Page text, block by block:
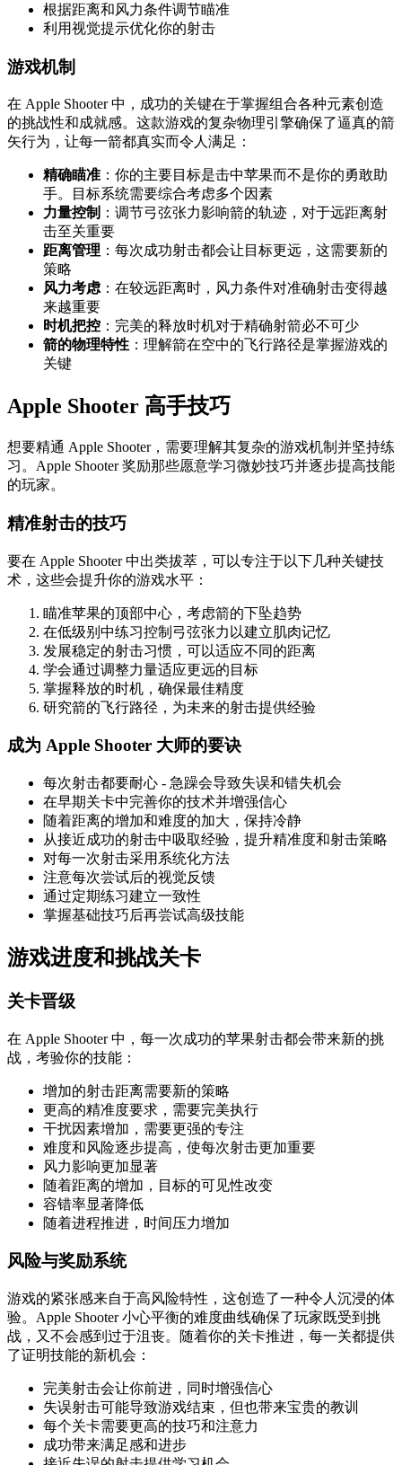
根据距离和风力条件调节瞄准
利用视觉提示优化你的射击
游戏机制
在 Apple Shooter 中，成功的关键在于掌握组合各种元素创造
的挑战性和成就感。这款游戏的复杂物理引擎确保了逼真的箭
矢行为，让每一箭都真实而令人满足：
精确瞄准 ：你的主要目标是击中苹果而不是你的勇敢助
手。目标系统需要综合考虑多个因素
力量控制 ：调节弓弦张力影响箭的轨迹，对于远距离射
击至关重要
距离管理 ：每次成功射击都会让目标更远，这需要新的
策略
风力考虑 ：在较远距离时，风力条件对准确射击变得越
来越重要
时机把控 ：完美的释放时机对于精确射箭必不可少
箭的物理特性 ：理解箭在空中的飞行路径是掌握游戏的
关键
Apple Shooter 高手技巧
想要精通 Apple Shooter，需要理解其复杂的游戏机制并坚持练
习。Apple Shooter 奖励那些愿意学习微妙技巧并逐步提高技能
的玩家。
精准射击的技巧
要在 Apple Shooter 中出类拔萃，可以专注于以下几种关键技
术，这些会提升你的游戏水平：
瞄准苹果的顶部中心，考虑箭的下坠趋势
在低级别中练习控制弓弦张力以建立肌肉记忆
发展稳定的射击习惯，可以适应不同的距离
学会通过调整力量适应更远的目标
掌握释放的时机，确保最佳精度
研究箭的飞行路径，为未来的射击提供经验
成为 Apple Shooter 大师的要诀
每次射击都要耐心 - 急躁会导致失误和错失机会
在早期关卡中完善你的技术并增强信心
随着距离的增加和难度的加大，保持冷静
从接近成功的射击中吸取经验，提升精准度和射击策略
对每一次射击采用系统化方法
注意每次尝试后的视觉反馈
通过定期练习建立一致性
掌握基础技巧后再尝试高级技能
游戏进度和挑战关卡
关卡晋级
在 Apple Shooter 中，每一次成功的苹果射击都会带来新的挑
战，考验你的技能：
增加的射击距离需要新的策略
更高的精准度要求，需要完美执行
干扰因素增加，需要更强的专注
难度和风险逐步提高，使每次射击更加重要
风力影响更加显著
随着距离的增加，目标的可见性改变
容错率显著降低
随着进程推进，时间压力增加
风险与奖励系统
游戏的紧张感来自于高风险特性，这创造了一种令人沉浸的体
验。Apple Shooter 小心平衡的难度曲线确保了玩家既受到挑
战，又不会感到过于沮丧。随着你的关卡推进，每一关都提供
了证明技能的新机会：
完美射击会让你前进，同时增强信心
失误射击可能导致游戏结束，但也带来宝贵的教训
每个关卡需要更高的技巧和注意力
成功带来满足感和进步